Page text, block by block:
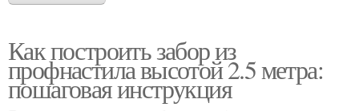
Как построить забор из
профнастила высотой 2.5 метра:
пошаговая инструкция